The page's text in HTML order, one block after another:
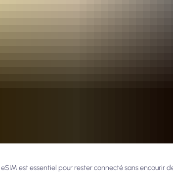
est essentiel pour rester connecté sans encourir